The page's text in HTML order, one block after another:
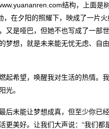
结构，上面是
，在夕阳的照耀下，映成了一片
又是哑巴，但她不也写成了一部
梦想，就是未来能无忧无虑、自
起希望，唤醒我对生活的热情。
光。
后未能让梦想成真，但至少你已
更美好。让我们大声说：“我们都